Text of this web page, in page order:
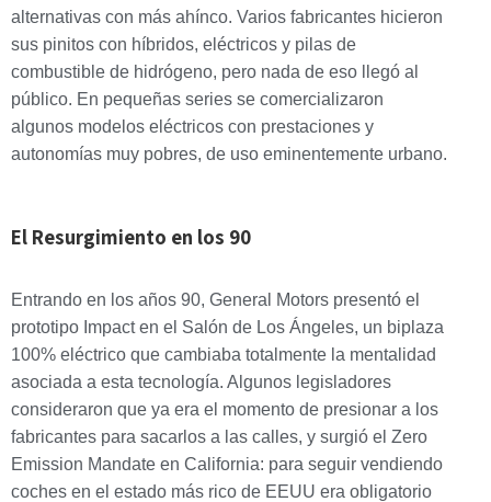
alternativas con más ahínco. Varios fabricantes hicieron
sus pinitos con híbridos, eléctricos y pilas de
combustible de hidrógeno, pero nada de eso llegó al
público. En pequeñas series se comercializaron
algunos modelos eléctricos con prestaciones y
autonomías muy pobres, de uso eminentemente urbano.
El Resurgimiento en los 90
Entrando en los años 90, General Motors presentó el
prototipo Impact en el Salón de Los Ángeles, un biplaza
100% eléctrico que cambiaba totalmente la mentalidad
asociada a esta tecnología. Algunos legisladores
consideraron que ya era el momento de presionar a los
fabricantes para sacarlos a las calles, y surgió el Zero
Emission Mandate en California: para seguir vendiendo
coches en el estado más rico de EEUU era obligatorio